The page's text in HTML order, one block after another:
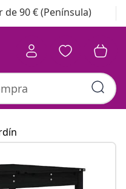
90 € (Península)
Colección de